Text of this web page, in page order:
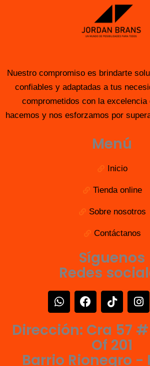
Nuestro compromiso es brindarte
confiables y adaptadas a tus
comprometidos con la excelencia
hacemos y nos esforzamos por
Menú
Inicio
Tienda online
Sobre nosotros
Contáctanos
Síguenos
Redes
W
h
t
p
F
a
e
o
T
i
o
k
I
n
t
r
Dirección: Cra 57 #
Of 201
Barrio Rionegro -